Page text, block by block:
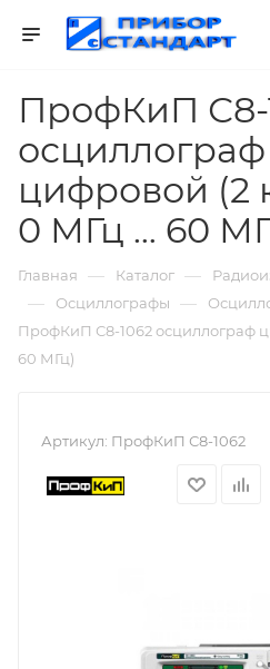
ПрофКиП С8-
осциллограф
цифровой (2
0 МГц … 60
Главная — Каталог —
— Осциллографы —
ПрофКиП С8-1062 осциллограф
60 МГц)
Артикул: ПрофКиП С8-1062